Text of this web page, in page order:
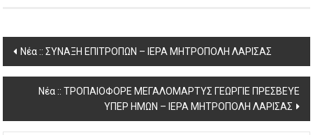
Post
navigation
Νέα :: ΣΥΝΑΞΗ ΕΠΙΤΡΟΠΩΝ – ΙΕΡΑ ΜΗΤΡΟΠΟΛΗ ΛΑΡΙΣΑΣ
Νέα :: ΤΡΟΠΑΙΟΦΟΡΕ ΜΕΓΑΛΟΜΑΡΤΥΣ ΓΕΩΡΓΙΕ ΠΡΕΣΒΕΥΕ
ΥΠΕΡ ΗΜΩΝ – ΙΕΡΑ ΜΗΤΡΟΠΟΛΗ ΛΑΡΙΣΑΣ